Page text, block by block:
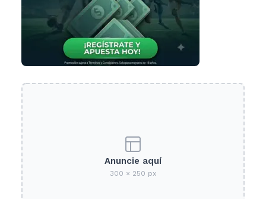
Anuncie aquí
300 × 250 px